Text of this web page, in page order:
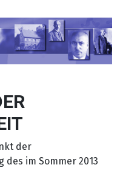
der
im Sommer 2013